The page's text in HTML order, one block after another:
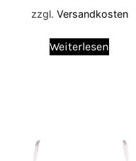
zzgl. Versandkosten
Weiterlesen